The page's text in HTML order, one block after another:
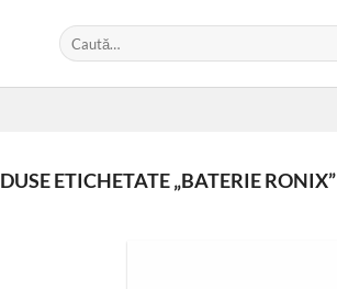
Caută
după:
ETICHETATE „BATERIE RONIX”